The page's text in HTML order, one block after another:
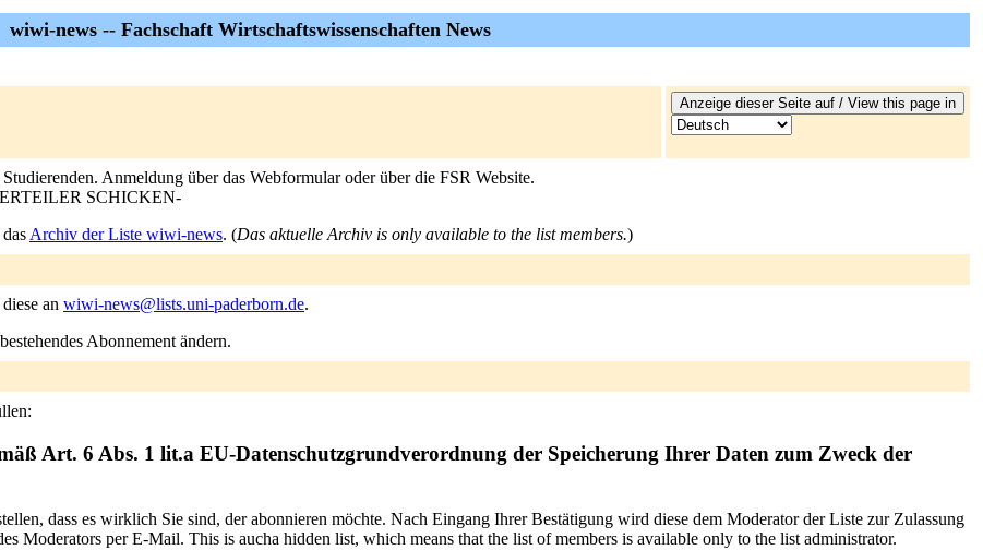
wiwi-news -- Fachschaft Wirtschaftswissenschaften News
Anmeldung über das Webformular oder über die FSR Website.
SCHICKEN-
Archiv der Liste wiwi-news. (Das aktuelle Archiv is only available to the list members.)
an wiwi-news@lists.uni-paderborn.de.
Abonnement ändern.
Art. 6 Abs. 1 lit.a EU-Datenschutzgrundverordnung der Speicherung Ihrer Daten zum Zweck der
dass es wirklich Sie sind, der abonnieren möchte. Nach Eingang Ihrer Bestätigung wird diese dem Moderator der Liste zur Zulassung
Moderators per E-Mail. This is aucha hidden list, which means that the list of members is available only to the list administrator.